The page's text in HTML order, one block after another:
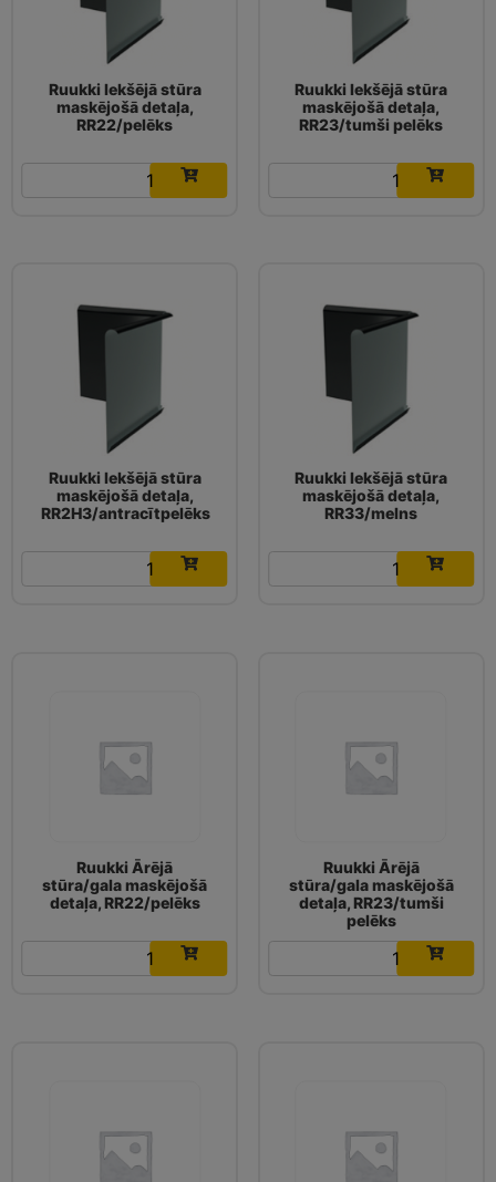
Ruukki Iekšējā stūra
maskējošā detaļa,
RR22/pelēks
€
Ruukki Iekšējā stūra
maskējošā detaļa,
RR23/tumši pelēks
€
Ruukki Iekšējā stūra
maskējošā detaļa,
RR2H3/antracītpelēks
€
Ruukki Iekšējā stūra
maskējošā detaļa,
RR33/melns
€
Ruukki Ārējā
stūra/gala maskējošā
detaļa, RR22/pelēks
€
Ruukki Ārējā
stūra/gala maskējošā
detaļa, RR23/tumši
pelēks
€